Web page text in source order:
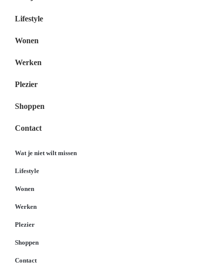
Lifestyle
Wonen
Werken
Plezier
Shoppen
Contact
Wat je niet wilt missen
Lifestyle
Wonen
Werken
Plezier
Shoppen
Contact